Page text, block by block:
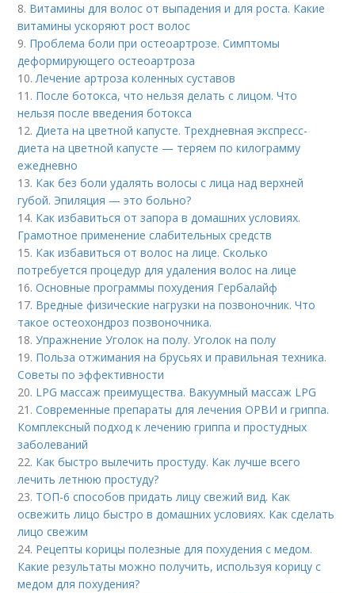
8. Витамины для волос от выпадения и для роста. Какие
витамины ускоряют рост волос
9. Проблема боли при остеоартрозе. Симптомы
деформирующего остеоартроза
10.Лечение артроза коленных суставов
11. После ботокса, что нельзя делать с лицом. Что
нельзя после введения ботокса
12.Диета на цветной капусте. Трехдневная экспресс-
диета на цветной капусте — теряем по килограмму
ежедневно
13. Как без боли удалять волосы с лица над верхней
губой. Эпиляция — это больно?
14. Как избавиться от запора в домашних условиях.
Грамотное применение слабительных средств
15. Как избавиться от волос на лице. Сколько
потребуется процедур для удаления волос на лице
16.Основные программы похудения Гербалайф
17. Вредные физические нагрузки на позвоночник. Что
такое остеохондроз позвоночника.
18.Упражнение Уголок на полу. Уголок на полу
19. Польза отжимания на брусьях и правильная техника.
Советы по эффективности
20. LPG массаж преимущества. Вакуумный массаж LPG
21.Современные препараты для лечения ОРВИ и гриппа.
Комплексный подход к лечению гриппа и простудных
заболеваний
22. Как быстро вылечить простуду. Как лучше всего
лечить летнюю простуду?
23. ТОП-6 способов придать лицу свежий вид. Как
освежить лицо быстро в домашних условиях. Как сделать
лицо свежим
24. Рецепты корицы полезные для похудения с медом.
Какие результаты можно получить, используя корицу с
медом для похудения?